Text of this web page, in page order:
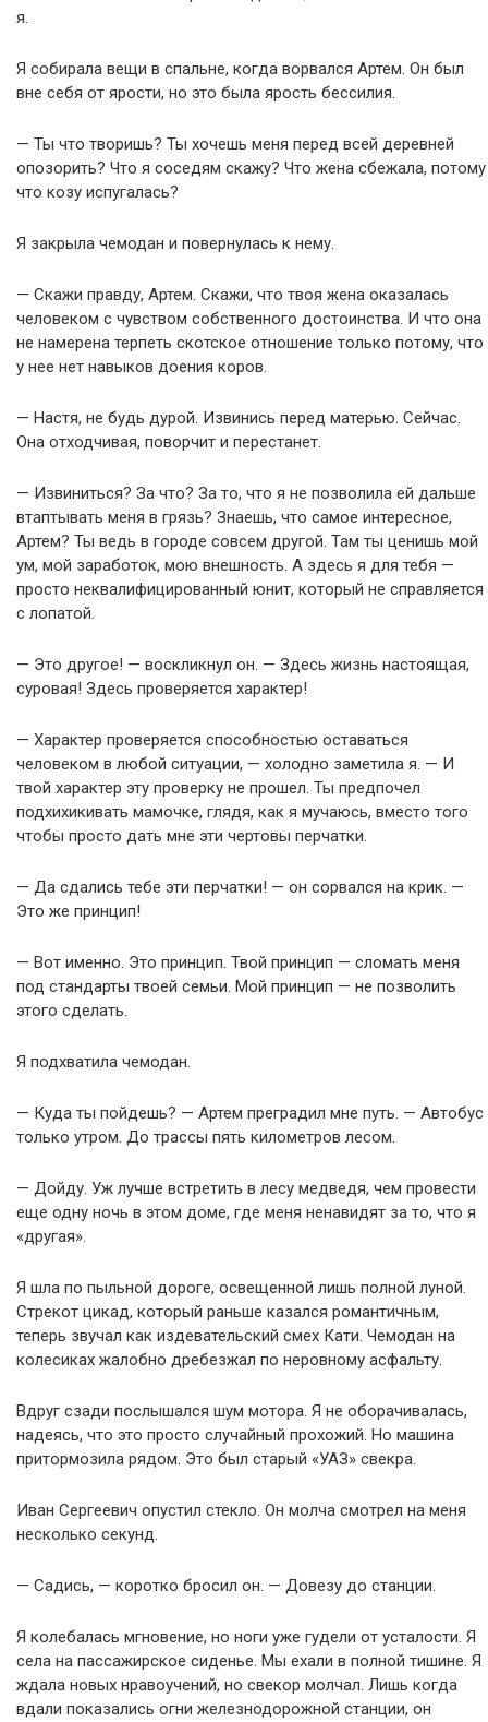
я.
Я собирала вещи в спальне, когда ворвался Артем. Он был
вне себя от ярости, но это была ярость бессилия.
— Ты что творишь? Ты хочешь меня перед всей деревней
опозорить? Что я соседям скажу? Что жена сбежала, потому
что козу испугалась?
Я закрыла чемодан и повернулась к нему.
— Скажи правду, Артем. Скажи, что твоя жена оказалась
человеком с чувством собственного достоинства. И что она
не намерена терпеть скотское отношение только потому, что
у нее нет навыков доения коров.
— Настя, не будь дурой. Извинись перед матерью. Сейчас.
Она отходчивая, поворчит и перестанет.
— Извиниться? За что? За то, что я не позволила ей дальше
втаптывать меня в грязь? Знаешь, что самое интересное,
Артем? Ты ведь в городе совсем другой. Там ты ценишь мой
ум, мой заработок, мою внешность. А здесь я для тебя —
просто неквалифицированный юнит, который не справляется
с лопатой.
— Это другое! — воскликнул он. — Здесь жизнь настоящая,
суровая! Здесь проверяется характер!
— Характер проверяется способностью оставаться
человеком в любой ситуации, — холодно заметила я. — И
твой характер эту проверку не прошел. Ты предпочел
подхихикивать мамочке, глядя, как я мучаюсь, вместо того
чтобы просто дать мне эти чертовы перчатки.
— Да сдались тебе эти перчатки! — он сорвался на крик. —
Это же принцип!
— Вот именно. Это принцип. Твой принцип — сломать меня
под стандарты твоей семьи. Мой принцип — не позволить
этого сделать.
Я подхватила чемодан.
— Куда ты пойдешь? — Артем преградил мне путь. — Автобус
только утром. До трассы пять километров лесом.
— Дойду. Уж лучше встретить в лесу медведя, чем провести
еще одну ночь в этом доме, где меня ненавидят за то, что я
«другая».
Я шла по пыльной дороге, освещенной лишь полной луной.
Стрекот цикад, который раньше казался романтичным,
теперь звучал как издевательский смех Кати. Чемодан на
колесиках жалобно дребезжал по неровному асфальту.
Вдруг сзади послышался шум мотора. Я не оборачивалась,
надеясь, что это просто случайный прохожий. Но машина
притормозила рядом. Это был старый «УАЗ» свекра.
Иван Сергеевич опустил стекло. Он молча смотрел на меня
несколько секунд.
— Садись, — коротко бросил он. — Довезу до станции.
Я колебалась мгновение, но ноги уже гудели от усталости. Я
села на пассажирское сиденье. Мы ехали в полной тишине. Я
ждала новых нравоучений, но свекор молчал. Лишь когда
вдали показались огни железнодорожной станции, он